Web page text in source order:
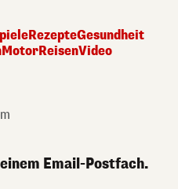
RezepteGesundheit
MotorReisenVideo
Email-Postfach.